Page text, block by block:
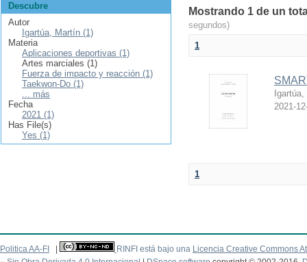
Mostrando 1 de un
segundos)
1
2021-
1
Descubre
Autor
Igartúa, Martín (1)
Materia
Aplicaciones deportivas (1)
Artes marciales (1)
Fuerza de impacto y reacción (1)
Taekwon-Do (1)
... más
Fecha
2021 (1)
Has File(s)
Yes (1)
Politica AA-FI RINFI está bajo una Licencia Creative Commons